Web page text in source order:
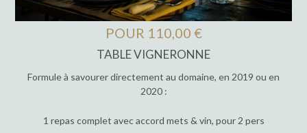
POUR 110,00 €
TABLE VIGNERONNE
Formule à savourer directement au domaine, en 2019 ou en
2020 :
1 repas complet avec accord mets & vin, pour 2 pers